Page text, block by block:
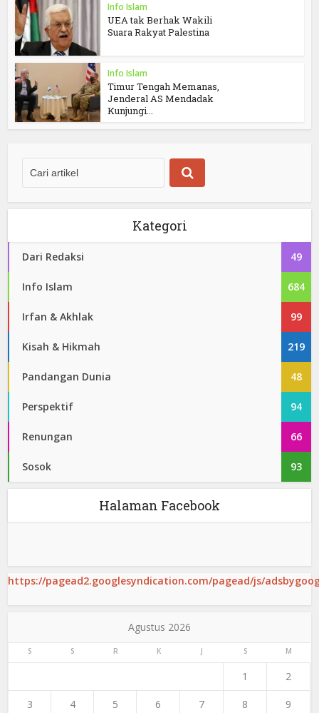
Info Islam
UEA tak Berhak Wakili
Suara Rakyat Palestina
Info Islam
Timur Tengah Memanas,
Jenderal AS Mendadak
Kunjungi...
Kategori
Dari Redaksi 49
Info Islam 684
Irfan & Akhlak 99
Kisah & Hikmah 219
Pandangan Dunia 48
Perspektif 94
Renungan 66
Sosok 93
Halaman Facebook
https://pagead2.googlesyndication.com/pagead/js/
Agustus 2026
S S R K J S M
1 2
3 4 5 6 7 8 9